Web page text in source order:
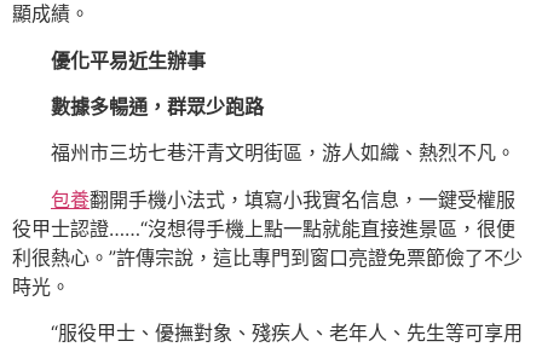
顯成績。
優化平易近生辦事
數據多暢通，群眾少跑路
福州市三坊七巷汗青文明街區，游人如織、熱烈不凡。
包養翻開手機小法式，填寫小我實名信息，一鍵受權服
役甲士認證……“沒想得手機上點一點就能直接進景區，很便
利很熱心。”許傳宗說，這比專門到窗口亮證免票節儉了不少
時光。
“服役甲士、優撫對象、殘疾人、老年人、先生等可享用